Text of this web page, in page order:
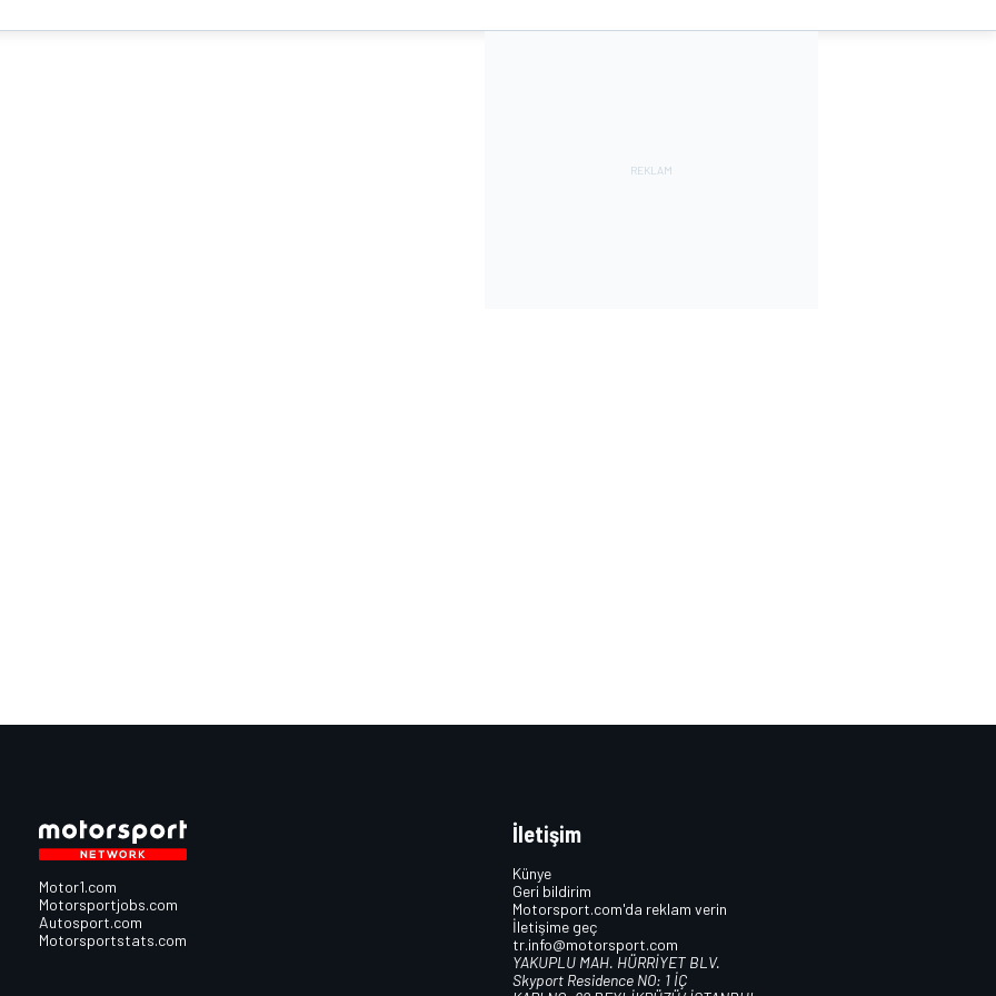
Motor1.com
Motorsportjobs.com
Autosport.com
Motorsportstats.com
İletişim
Künye
Geri bildirim
Motorsport.com'da reklam verin
İletişime geç
tr.info@motorsport.com
YAKUPLU MAH. HÜRRİYET BLV.
Skyport Residence NO: 1 İÇ